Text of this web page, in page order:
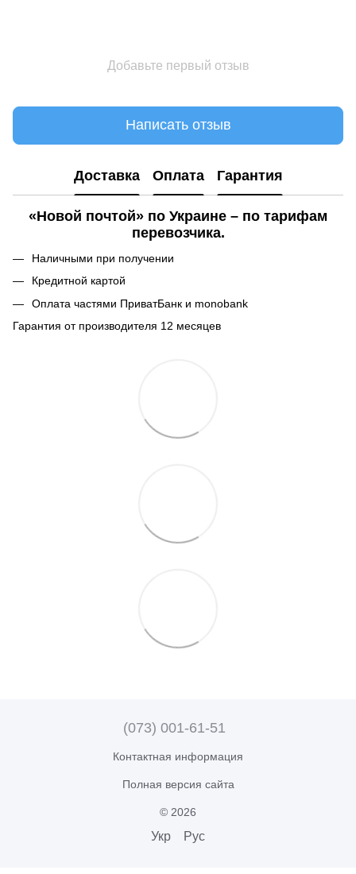
Добавьте первый отзыв
Написать отзыв
Доставка Оплата Гарантия
«Новой почтой» по Украине – по тарифам
перевозчика.
Наличными при получении
Кредитной картой
Оплата частями ПриватБанк и monobank
Гарантия от производителя 12 месяцев
(073) 001-61-51
Контактная информация
Полная версия сайта
© 2026
Укр Рус